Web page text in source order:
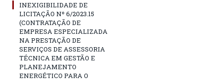
INEXIGIBILIDADE DE
LICITAÇÃO Nº 6/2023.15
(CONTRATAÇÃO DE
EMPRESA ESPECIALIZADA
NA PRESTAÇÃO DE
SERVIÇOS DE ASSESSORIA
TÉCNICA EM GESTÃO E
PLANEJAMENTO
ENERGÉTICO PARA O